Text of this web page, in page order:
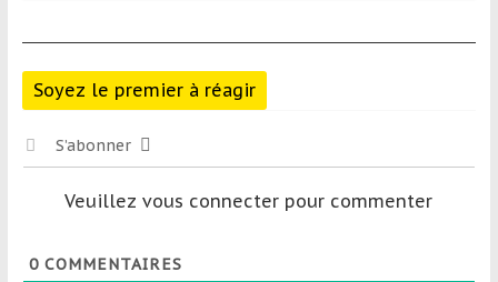
Soyez le premier à réagir
S’abonner
Veuillez vous connecter pour commenter
0COMMENTAIRES